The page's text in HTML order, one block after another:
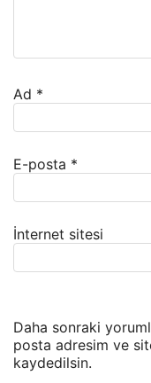
Ad *
E-posta *
İnternet sitesi
Daha sonraki
posta adresim ve
kaydedilsin.